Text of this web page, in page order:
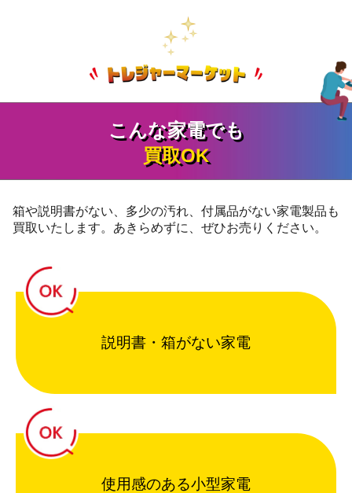
こんな家電でも
買取OK
箱や説明書がない、多少の汚れ、付属品がない家電製品も
買取いたします。あきらめずに、ぜひお売りください。
説明書・箱がない家電
使用感のある小型家電